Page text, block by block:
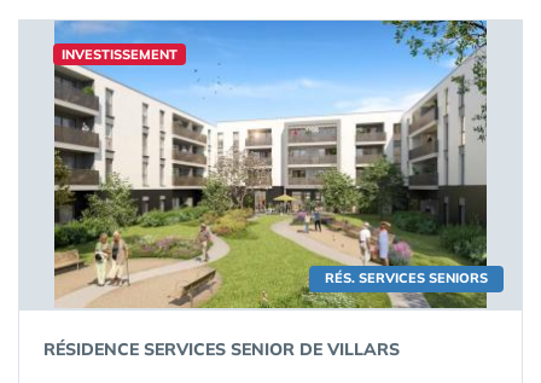
RÉS. SERVICES SENIORS
INVESTISSEMENT
RÉSIDENCE SERVICES SENIOR DE VILLARS